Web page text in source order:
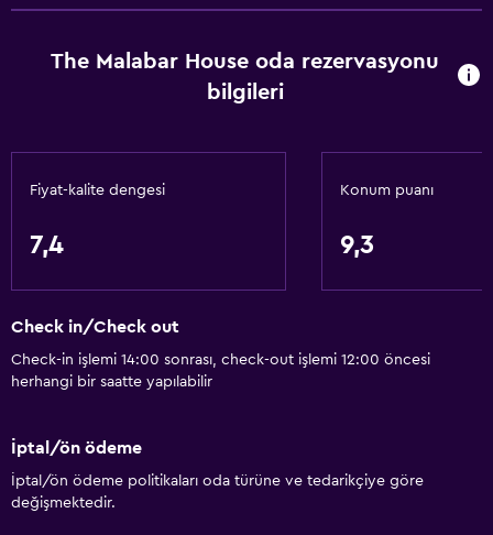
The Malabar House oda rezervasyonu
bilgileri
Fiyat-kalite dengesi
7,4
Konum puanı
9,3
Check in/Check out
Check-in işlemi 14:00 sonrası, check-out işlemi 12:00 öncesi
herhangi bir saatte yapılabilir
İptal/ön ödeme
İptal/ön ödeme politikaları oda türüne ve tedarikçiye göre
değişmektedir.